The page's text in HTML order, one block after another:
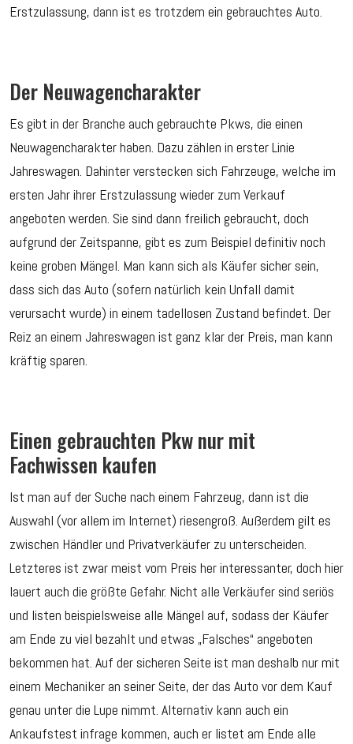
Erstzulassung, dann ist es trotzdem ein gebrauchtes Auto.
Der Neuwagencharakter
Es gibt in der Branche auch gebrauchte Pkws, die einen
Neuwagencharakter haben. Dazu zählen in erster Linie
Jahreswagen. Dahinter verstecken sich Fahrzeuge, welche im
ersten Jahr ihrer Erstzulassung wieder zum Verkauf
angeboten werden. Sie sind dann freilich gebraucht, doch
aufgrund der Zeitspanne, gibt es zum Beispiel definitiv noch
keine groben Mängel. Man kann sich als Käufer sicher sein,
dass sich das Auto (sofern natürlich kein Unfall damit
verursacht wurde) in einem tadellosen Zustand befindet. Der
Reiz an einem Jahreswagen ist ganz klar der Preis, man kann
kräftig sparen.
Einen gebrauchten Pkw nur mit
Fachwissen kaufen
Ist man auf der Suche nach einem Fahrzeug, dann ist die
Auswahl (vor allem im Internet) riesengroß. Außerdem gilt es
zwischen Händler und Privatverkäufer zu unterscheiden.
Letzteres ist zwar meist vom Preis her interessanter, doch hier
lauert auch die größte Gefahr. Nicht alle Verkäufer sind seriös
und listen beispielsweise alle Mängel auf, sodass der Käufer
am Ende zu viel bezahlt und etwas „Falsches“ angeboten
bekommen hat. Auf der sicheren Seite ist man deshalb nur mit
einem Mechaniker an seiner Seite, der das Auto vor dem Kauf
genau unter die Lupe nimmt. Alternativ kann auch ein
Ankaufstest infrage kommen, auch er listet am Ende alle